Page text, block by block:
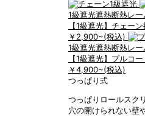
1級遮光遮熱断熱レ
【1級遮光】チェー
￥2,900~(税込)
1級遮光遮熱断熱レ
【1級遮光】プルコ
￥4,900~(税込)
つっぱり式
つっぱりロールスク
穴の開けられない壁